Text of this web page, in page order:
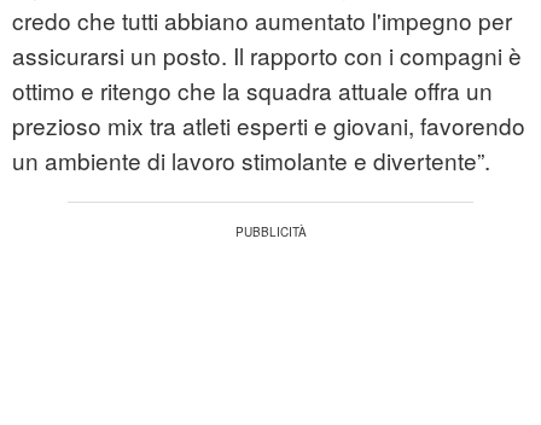
credo che tutti abbiano aumentato l'impegno per
assicurarsi un posto. Il rapporto con i compagni è
ottimo e ritengo che la squadra attuale offra un
prezioso mix tra atleti esperti e giovani, favorendo
un ambiente di lavoro stimolante e divertente”.